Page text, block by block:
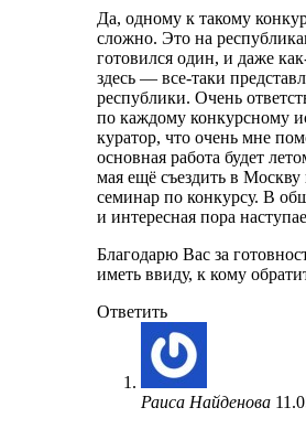
Да, одному к такому
сложно. Это на
готовился один, и даже
здесь — все-таки
республики. Очень
по каждому конкурсному
куратор, что очень мне
основная работа будет
мая ещё съездить в
семинар по конкурсу. В
и интересная пора
Благодарю Вас за
иметь ввиду, к кому
Ответить
Раиса Найденова